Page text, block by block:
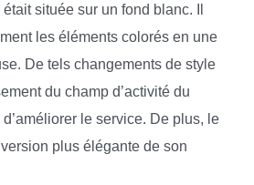
située sur un fond blanc. Il
les éléments colorés en une
De tels changements de style
du champ d’activité du
le service. De plus, le
plus élégante de son